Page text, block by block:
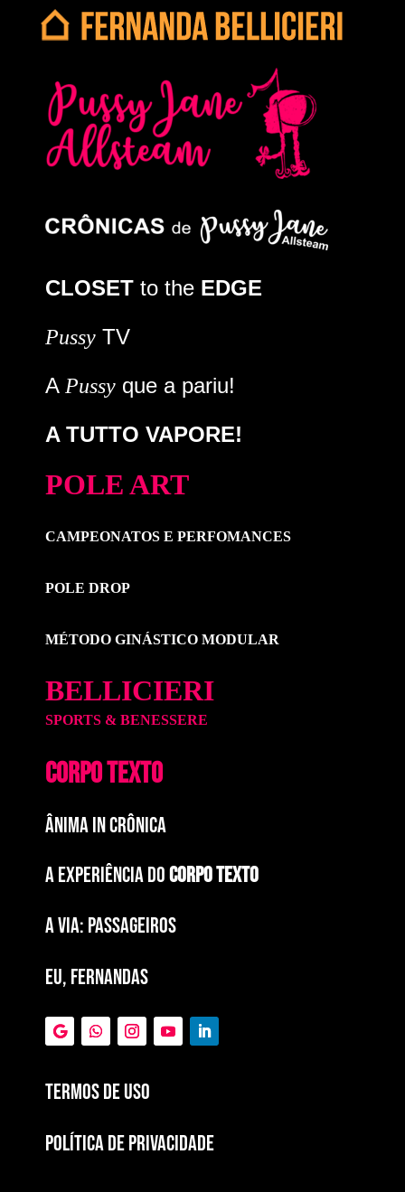
CLOSET to the EDGE
Pussy TV
A Pussy que a pariu!
A TUTTO VAPORE!
POLE ART
CAMPEONATOS E PERFOMANCES
POLE DROP
MÉTODO GINÁSTICO MODULAR
BELLICIERI
SPORTS & BENESSERE
CORPO TEXTO
ÂNIMA IN CRÔNICA
A EXPERIÊNCIA DOCORPO TEXTO
a via: paSSAGEIROS
EU, FERNANDAS
Termos de Uso
POLÍTICA DE PRIVACIDADE